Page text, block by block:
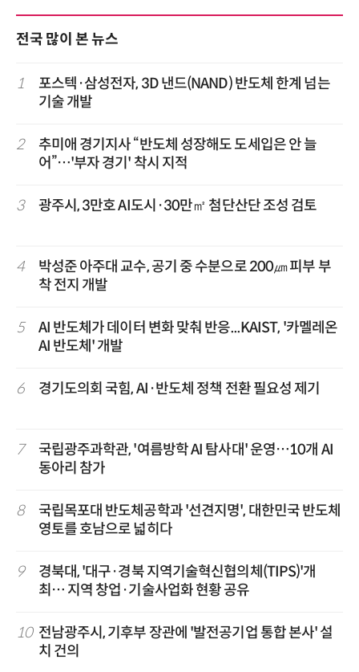
전국 많이 본 뉴스
1
포스텍·삼성전자, 3D 낸드(NAND) 반도체 한계 넘는
기술 개발
2
추미애 경기지사 “반도체 성장해도 도세입은 안 늘
어”…'부자 경기' 착시 지적
3 광주시, 3만호 AI도시·30만㎡ 첨단산단 조성 검토
4
박성준 아주대 교수, 공기 중 수분으로 200㎛ 피부 부
착 전지 개발
5
AI 반도체가 데이터 변화 맞춰 반응...KAIST, '카멜레온
AI 반도체' 개발
6 경기도의회 국힘, AI·반도체 정책 전환 필요성 제기
7
국립광주과학관, '여름방학 AI 탐사대' 운영…10개 AI
동아리 참가
8
국립목포대 반도체공학과 '선견지명', 대한민국 반도체
영토를 호남으로 넓히다
9
경북대, '대구·경북 지역기술혁신협의체(TIPS)'개
최… 지역 창업·기술사업화 현황 공유
10 전남광주시, 기후부 장관에 '발전공기업 통합 본사' 설
치 건의